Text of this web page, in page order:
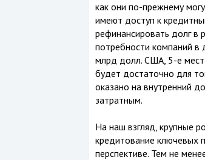
как они по-прежнему
имеют доступ к
рефинансировать долг
потребности компаний в
млрд долл. США, 5-е
будет достаточно для
оказано на внутренний
затратным.
На наш взгляд, крупные
кредитование ключевых
перспективе. Тем не